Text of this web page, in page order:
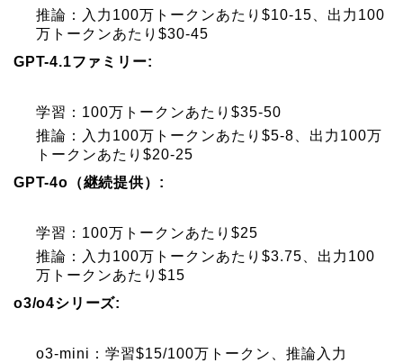
推論：入力100万トークンあたり$10-15、出力100
万トークンあたり$30-45
GPT-4.1ファミリー:
学習：100万トークンあたり$35-50
推論：入力100万トークンあたり$5-8、出力100万
トークンあたり$20-25
GPT-4o（継続提供）:
学習：100万トークンあたり$25
推論：入力100万トークンあたり$3.75、出力100
万トークンあたり$15
o3/o4シリーズ:
o3-mini：学習$15/100万トークン、推論入力